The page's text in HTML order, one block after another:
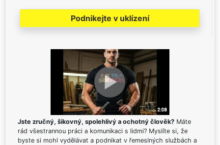
Podnikejte v uklízení
Jste zručný, šikovný, spolehlivý a ochotný člověk? Máte
rád všestrannou práci a komunikaci s lidmi? Myslíte si, že
byste si mohl vydělávat a podnikat v řemeslných službách a